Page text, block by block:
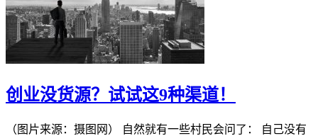
创业没货源？试试这9种渠道！
（图片来源：摄图网） 自然就有一些村民会问了： 自己没有